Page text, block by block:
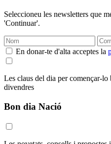
Seleccioneu les newsletters que
'Continuar'.
En donar-te d'alta acceptes la
Les claus del dia per començar-
divendres
Bon dia Nació